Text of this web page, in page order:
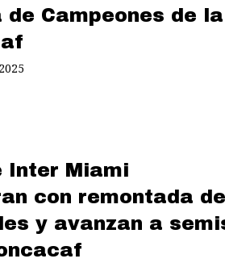
de Campeones de la
Inter Miami
con remontada de
y avanzan a